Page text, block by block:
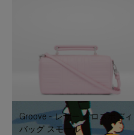
TO
IT
UNMUTE
IT
Groove - レザー クロスボディ
バッグ スモール